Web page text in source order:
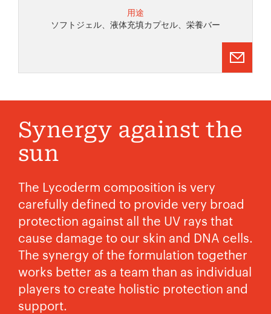
用途
ソフトジェル、液体充填カプセル、栄養バー
Synergy against the
sun
The Lycoderm composition is very
carefully defined to provide very broad
protection against all the UV rays that
cause damage to our skin and DNA cells.
The synergy of the formulation together
works better as a team than as individual
players to create holistic protection and
support.